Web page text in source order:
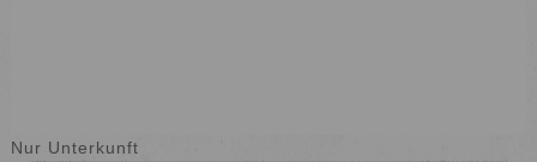
Nur Unterkunft